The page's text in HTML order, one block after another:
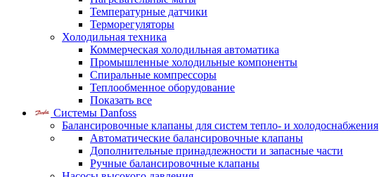
Температурные датчики
Терморегуляторы
Холодильная техника
Коммерческая холодильная автоматика
Промышленные холодильные компоненты
Спиральные компрессоры
Теплообменное оборудование
Показать все
Системы Danfoss
Балансировочные клапаны для систем тепло- и холодоснабжения
Автоматические балансировочные клапаны
Дополнительные принадлежности и запасные части
Ручные балансировочные клапаны